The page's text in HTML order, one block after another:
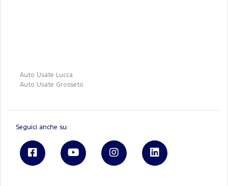
Auto Usate Lucca
Auto Usate Grosseto
Seguici anche su: